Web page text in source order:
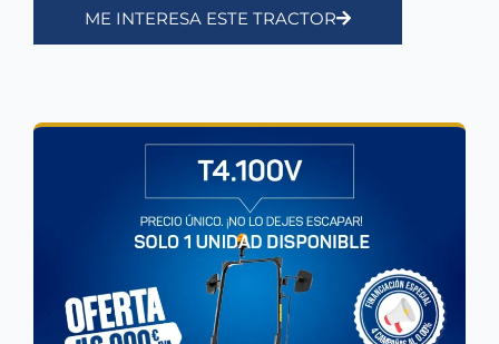
ME INTERESA ESTE TRACTOR